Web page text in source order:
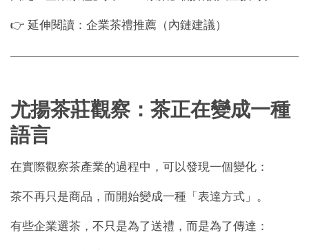
👉 延伸閱讀：企業茶禮推薦（內鏈建議）
尤揚茶莊觀察：茶正在變成一種
語言
在實際觀察茶產業的過程中，可以發現一個變化：
茶不再只是商品，而開始變成一種「表達方式」。
有些企業選茶，不只是為了送禮，而是為了傳達：